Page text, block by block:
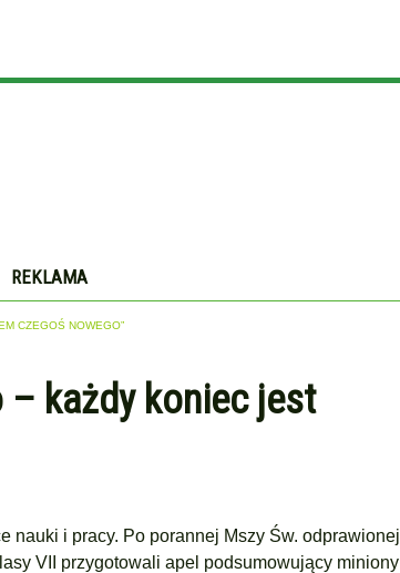
REKLAMA
CZEGOŚ NOWEGO”
– każdy koniec jest
nauki i pracy. Po porannej Mszy Św. odprawionej
VII przygotowali apel podsumowujący miniony